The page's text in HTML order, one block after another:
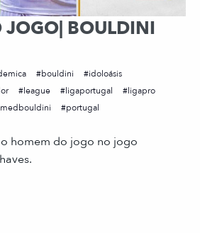
BOULDINI
bouldini
idoloásis
league ligaportugal
ligapro
portugal
homem do jogo no jogo